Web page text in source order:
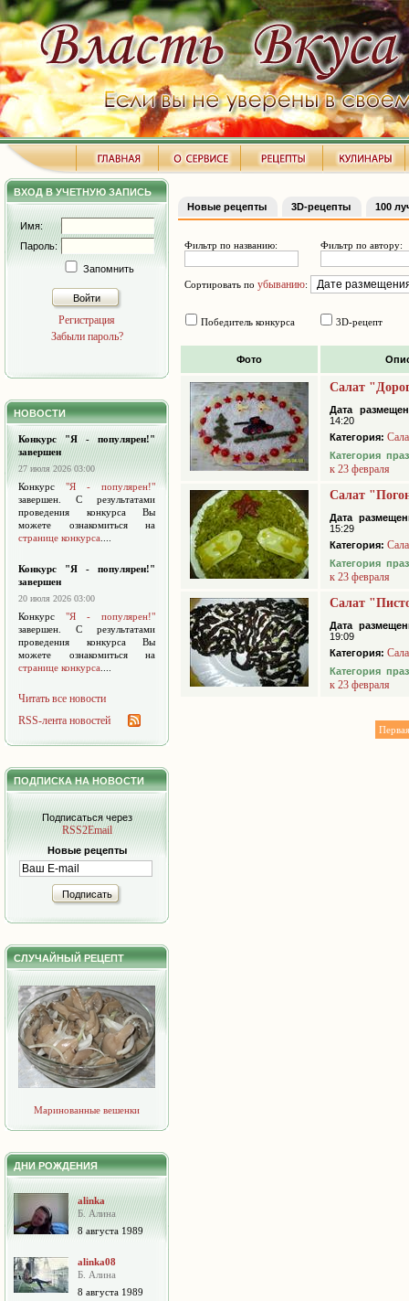
ВХОД В УЧЕТНУЮ ЗАПИСЬ
Имя:
Пароль:
Запомнить
Войти
Регистрация
Забыли пароль?
НОВОСТИ
Конкурс "Я - популярен!"
завершен
27 июля 2026 03:00
Конкурс "Я - популярен!"
завершен. С результатами
проведения конкурса Вы
можете ознакомиться на
странице конкурса
Конкурс "Я - популярен!"
завершен
20 июля 2026 03:00
Конкурс "Я - популярен!"
завершен. С результатами
проведения конкурса Вы
можете ознакомиться на
странице конкурса
Читать все новости
RSS-лента новостей
ПОДПИСКА НА НОВОСТИ
Подписаться через
RSS2Email
Новые рецепты
Подписать
СЛУЧАЙНЫЙ РЕЦЕПТ
Маринованные вешенки
ДНИ РОЖДЕНИЯ
alinka
Б. Алина
8 августа 1989
alinka08
Б. Алина
8 августа 1989
Новые рецепты 3D-рецепты 100
Фильтр по названию: Фильтр по автору:
Сортировать по убыванию:
Победитель конкурса 3D-рецепт
Фото
Салат
Дата
14:20
Категория:
Категория
к 23 февраля
Салат
Дата
15:29
Категория:
Категория
к 23 февраля
Салат
Дата
19:09
Категория:
Категория
к 23 февраля
Первая